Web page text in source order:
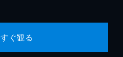
ぐ観る